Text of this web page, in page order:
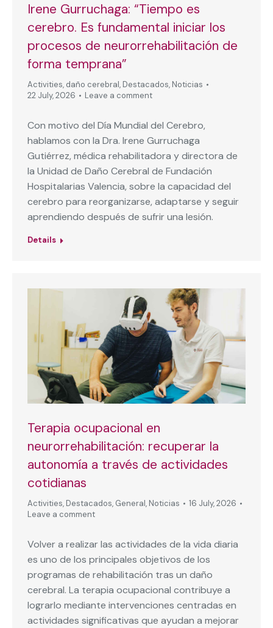
Irene Gurruchaga: “Tiempo es
cerebro. Es fundamental iniciar los
procesos de neurorrehabilitación de
forma temprana”
Activities, daño cerebral, Destacados, Noticias
22 July, 2026
Leave a comment
Con motivo del Día Mundial del Cerebro,
hablamos con la Dra. Irene Gurruchaga
Gutiérrez, médica rehabilitadora y directora de
la Unidad de Daño Cerebral de Fundación
Hospitalarias Valencia, sobre la capacidad del
cerebro para reorganizarse, adaptarse y seguir
aprendiendo después de sufrir una lesión.
Details
Terapia ocupacional en
neurorrehabilitación: recuperar la
autonomía a través de actividades
cotidianas
Activities, Destacados, General, Noticias
16 July, 2026
Leave a comment
Volver a realizar las actividades de la vida diaria
es uno de los principales objetivos de los
programas de rehabilitación tras un daño
cerebral. La terapia ocupacional contribuye a
lograrlo mediante intervenciones centradas en
actividades significativas que ayudan a mejorar